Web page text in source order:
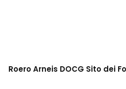
Roero Arneis DOCG Sito dei